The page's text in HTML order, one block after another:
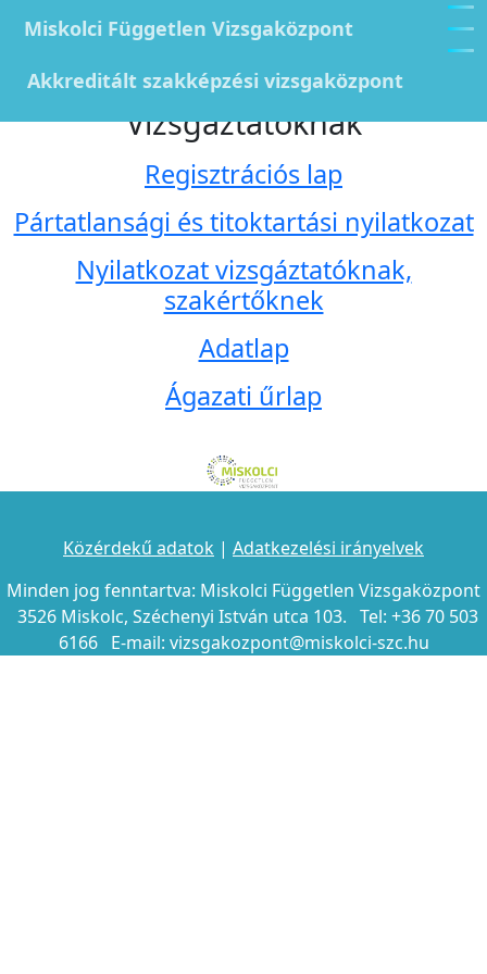
Miskolci Független Vizsgaközpont
Akkreditált szakképzési vizsgaközpont
Vizsgáztatóknak
Regisztrációs lap
Pártatlansági és titoktartási nyilatkozat
Nyilatkozat vizsgáztatóknak,
szakértőknek
Adatlap
Ágazati űrlap
Közérdekű adatok | Adatkezelési irányelvek
Minden jog fenntartva: Miskolci Független Vizsgaközpont
3526 Miskolc, Széchenyi István utca 103. Tel: +36 70 503
6166 E-mail: vizsgakozpont@miskolci-szc.hu